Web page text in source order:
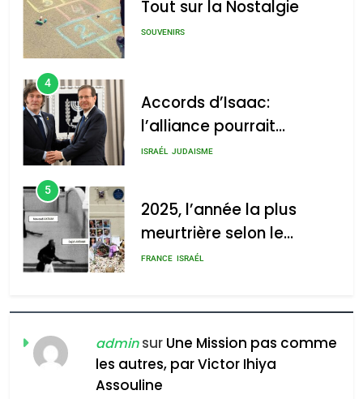
Tout sur la Nostalgie
SOUVENIRS
4
Accords d’Isaac:
l’alliance pourrait
s’étendre à 13 pays
ISRAÉL JUDAISME
5
2025, l’année la plus
meurtrière selon le
rapport d’ADL contre
FRANCE ISRAÉL
FIÈRE, DIGNE ET RÉSILIENTE :
POURQUOI JE REVENDIQUE
MA JUDAÏTE par Thérèse
Zrihen-Dvir
ISRAÉL JUDAISME
adminsur Une Mission pas comme
les autres, par Victor Ihiya
Assouline